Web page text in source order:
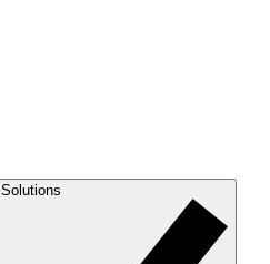
Solutions